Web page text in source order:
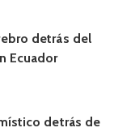
detrás del
Ecuador
detrás de